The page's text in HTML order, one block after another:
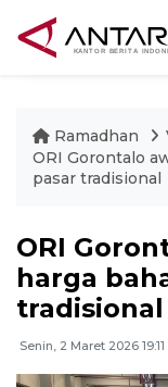
Ramadhan
ORI Gorontalo
pasar tradisional
ORI
harga
tradisional
Senin, 2 Maret 2026